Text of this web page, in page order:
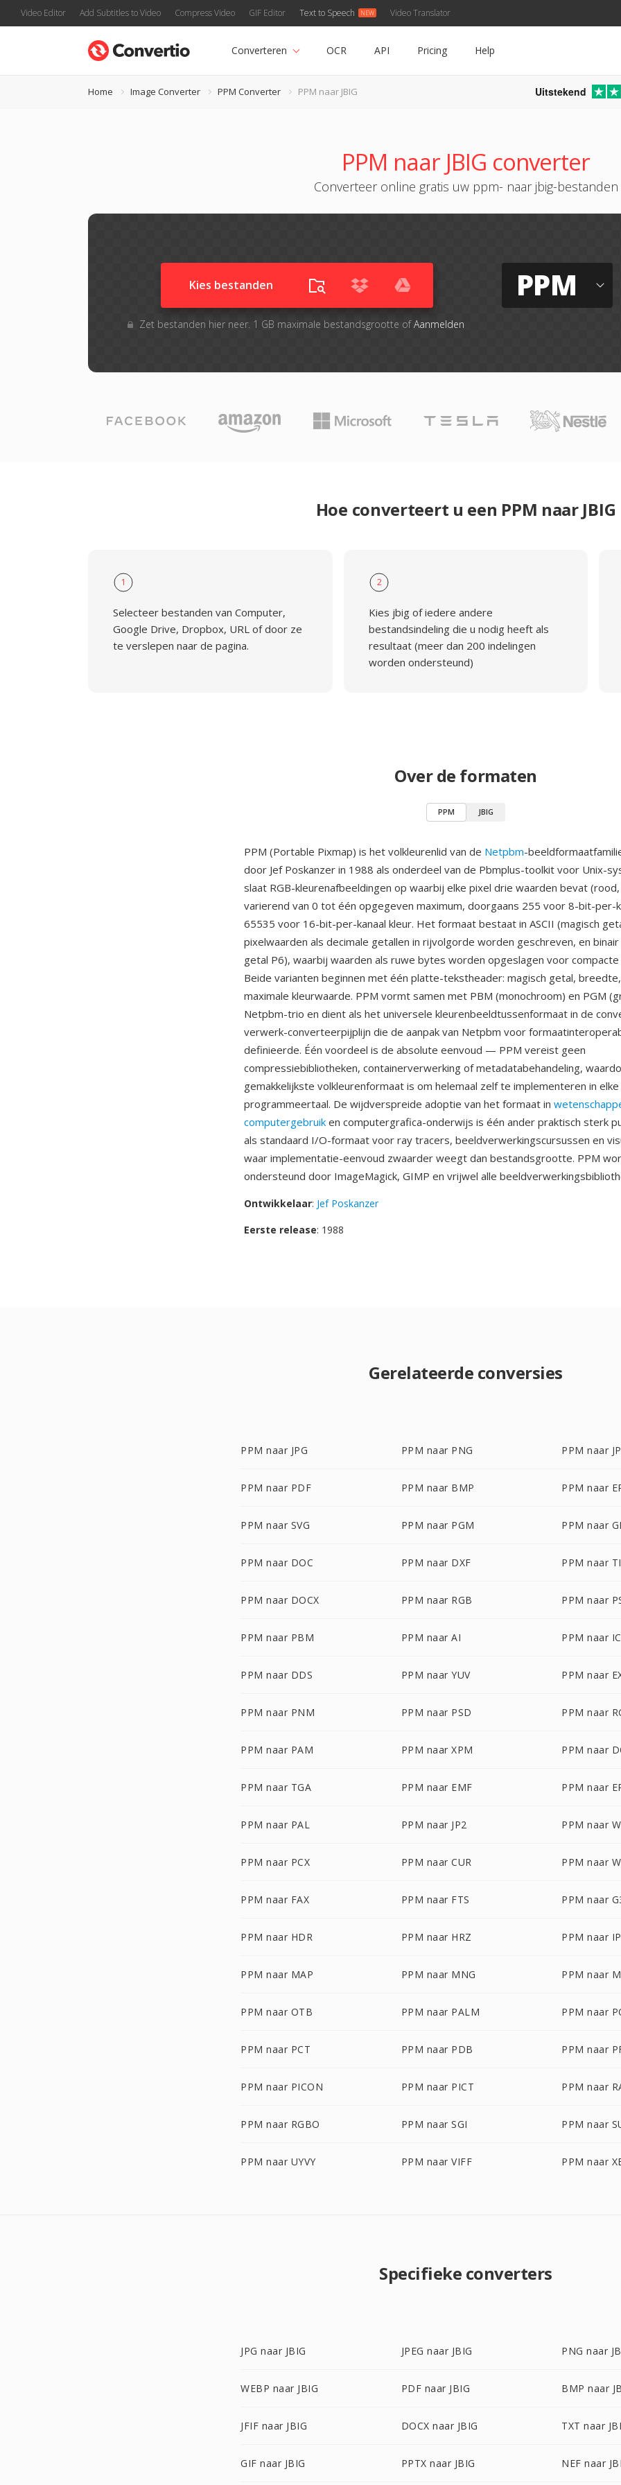
Video Editor Add Subtitles to Video Compress Video GIF Editor Text to Speech Video Translator
Converteren OCR API Pricing Help
Home Image Converter PPM Converter PPM naar JBIG Uitstekend
PPM naar JBIG converter
Converteer online gratis uw ppm- naar jbig-bestanden
Kies bestanden
Zet bestanden hier neer. 1 GB maximale bestandsgrootte ofAanmelden
PPM
Hoe converteert u een PPM naar JBIG
1
Selecteer bestanden van Computer,
Google Drive, Dropbox, URL of door ze
te verslepen naar de pagina.
2
Kies jbig of iedere andere
bestandsindeling die u nodig heeft als
resultaat (meer dan 200 indelingen
worden ondersteund)
Over de formaten
PPM JBIG
PPM (Portable Pixmap) is het volkleurenlid van de Netpbm-
door Jef Poskanzer in 1988 als onderdeel van de Pbmplus-toolkit voor Unix-
slaat RGB-kleurenafbeeldingen op waarbij elke pixel drie waarden bevat
varierend van 0 tot één opgegeven maximum, doorgaans 255 voor 8-bit-per-
65535 voor 16-bit-per-kanaal kleur. Het formaat bestaat in ASCII (magisch
pixelwaarden als decimale getallen in rijvolgorde worden geschreven, en binair
getal P6), waarbij waarden als ruwe bytes worden opgeslagen voor
Beide varianten beginnen met één platte-tekstheader: magisch getal,
maximale kleurwaarde. PPM vormt samen met PBM (monochroom) en PGM
Netpbm-trio en dient als het universele kleurenbeeldtussenformaat in de
verwerk-converteerpijplijn die de aanpak van Netpbm voor
definieerde. Één voordeel is de absolute eenvoud — PPM vereist geen
compressiebibliotheken, containerverwerking of metadatabehandeling,
gemakkelijkste volkleurenformaat is om helemaal zelf te implementeren in elke
programmeertaal. De wijdverspreide adoptie van het formaat in
computergebruik en computergrafica-onderwijs is één ander praktisch sterk
als standaard I/O-formaat voor ray tracers, beeldverwerkingscursussen en
waar implementatie-eenvoud zwaarder weegt dan bestandsgrootte. PPM
ondersteund door ImageMagick, GIMP en vrijwel alle
Ontwikkelaar: Jef Poskanzer
Eerste release: 1988
Gerelateerde conversies
PPM naar JPG PPM naar PNG PPM naar
PPM naar PDF PPM naar BMP PPM naar
PPM naar SVG PPM naar PGM PPM naar
PPM naar DOC PPM naar DXF PPM naar
PPM naar DOCX PPM naar RGB PPM naar
PPM naar PBM PPM naar AI PPM naar
PPM naar DDS PPM naar YUV PPM naar
PPM naar PNM PPM naar PSD PPM naar
PPM naar PAM PPM naar XPM PPM naar
PPM naar TGA PPM naar EMF PPM naar
PPM naar PAL PPM naar JP2 PPM naar
PPM naar PCX PPM naar CUR PPM naar
PPM naar FAX PPM naar FTS PPM naar
PPM naar HDR PPM naar HRZ PPM naar
PPM naar MAP PPM naar MNG PPM naar
PPM naar OTB PPM naar PALM PPM naar
PPM naar PCT PPM naar PDB PPM naar
PPM naar PICON PPM naar PICT PPM naar
PPM naar RGBO PPM naar SGI PPM naar
PPM naar UYVY PPM naar VIFF PPM naar
Specifieke converters
JPG naar JBIG JPEG naar JBIG PNG naar
WEBP naar JBIG PDF naar JBIG BMP naar
JFIF naar JBIG DOCX naar JBIG TXT naar
GIF naar JBIG PPTX naar JBIG NEF naar